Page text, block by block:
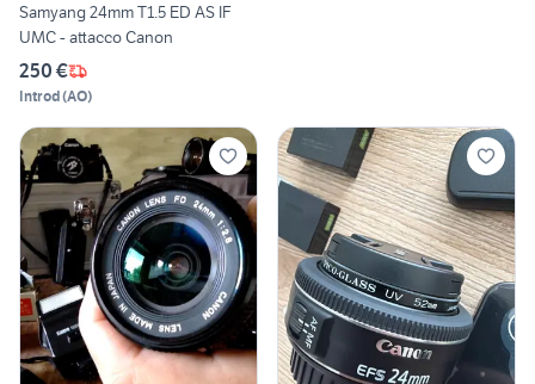
Samyang 24mm T1.5 ED AS IF
UMC - attacco Canon
250 €
Introd(AO)